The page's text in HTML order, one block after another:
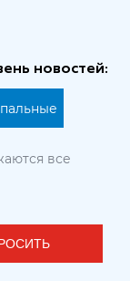
новостей:
все